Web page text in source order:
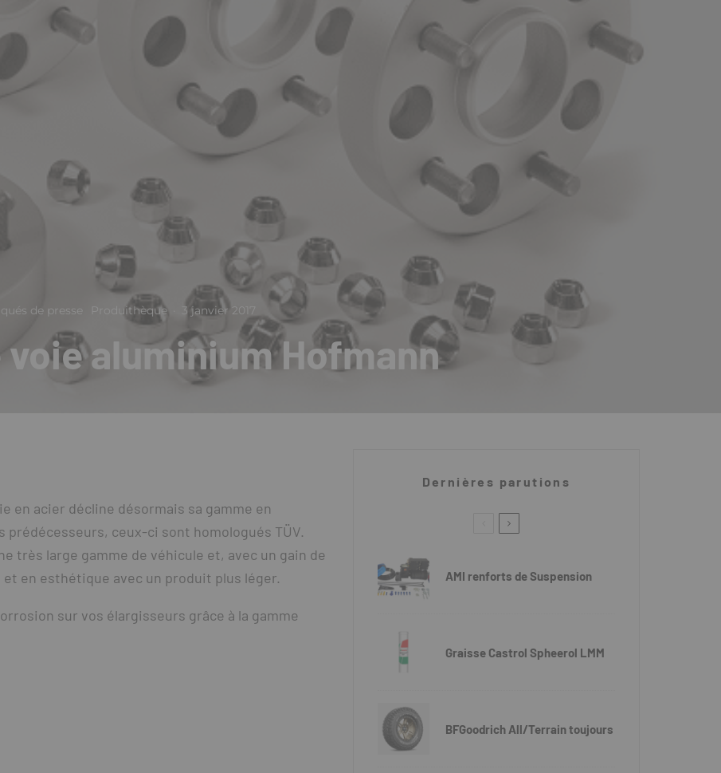
de presse Produithèque 3 janvier 2017
aluminium Hofmann
en acier décline désormais sa gamme en
ceux-ci sont homologués TÜV.
très large gamme de véhicule et, avec un gain de
en esthétique avec un produit plus léger.
sur vos élargisseurs grâce à la gamme
Dernières parutions
AMI renforts de Suspension
Graisse Castrol Spheerol LMM
BFGoodrich All/Terrain toujours